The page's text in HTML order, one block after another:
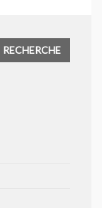
RECHERCHE